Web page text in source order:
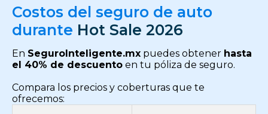
Costos del seguro de auto
durante Hot Sale 2026
En SeguroInteligente.mx puedes obtener hasta
el 40% de descuento en tu póliza de seguro.
Compara los precios y coberturas que te
ofrecemos: